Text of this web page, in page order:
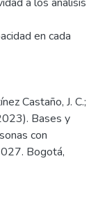
en cada
Castaño, J. C.;
Bases y
con
Bogotá,